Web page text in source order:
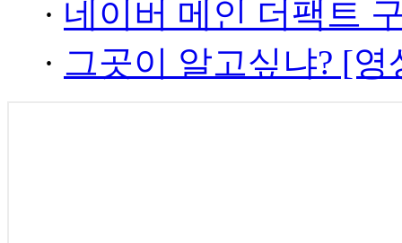
· 네이버 메인 더팩트
· 그곳이 알고싶냐? [